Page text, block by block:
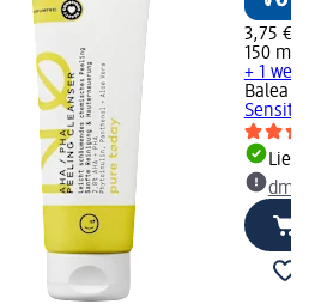
3,75 €
150 ml
+ 1
Balea
dm